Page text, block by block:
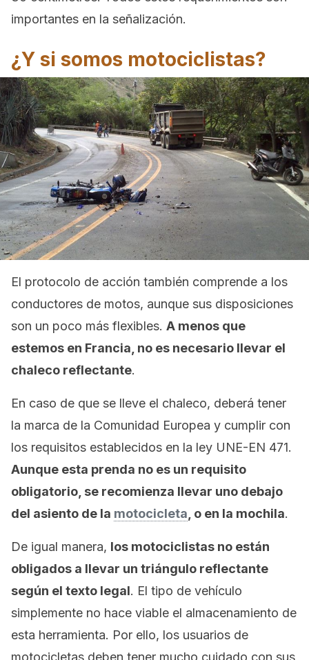
importantes en la señalización.
¿Y si somos motociclistas?
El protocolo de acción también comprende a los
conductores de motos, aunque sus disposiciones
son un poco más flexibles. A menos que
estemos en Francia, no es necesario llevar el
chaleco reflectante.
En caso de que se lleve el chaleco, deberá tener
la marca de la Comunidad Europea y cumplir con
los requisitos establecidos en la ley UNE-EN 471.
Aunque esta prenda no es un requisito
obligatorio, se recomienza llevar uno debajo
del asiento de la motocicleta , o en la mochila.
De igual manera, los motociclistas no están
obligados a llevar un triángulo reflectante
según el texto legal. El tipo de vehículo
simplemente no hace viable el almacenamiento de
esta herramienta. Por ello, los usuarios de
motocicletas deben tener mucho cuidado con sus